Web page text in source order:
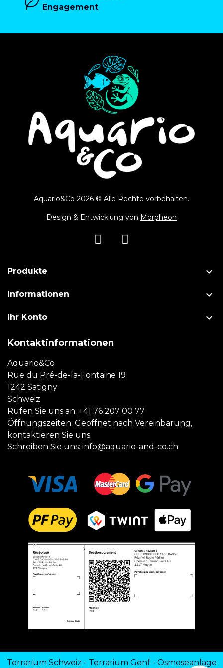
Engagement
Aquario&Co 2026 © Alle Rechte vorbehalten.
Design & Entwicklung von Morpheon
Produkte 
Informationen 
Ihr Konto 
Kontaktinformationen
Aquario&Co
Rue du Pré-de-la-Fontaine 19
1242 Satigny
Schweiz
Rufen Sie uns an: +41 76 207 00 77
Öffnungszeiten: Geöffnet nach Vereinbarung,
kontaktieren Sie uns.
Schreiben Sie uns: info@aquario-and-co.ch
Terrarium Schweiz - Terrarium Genf- Osmoseanlage